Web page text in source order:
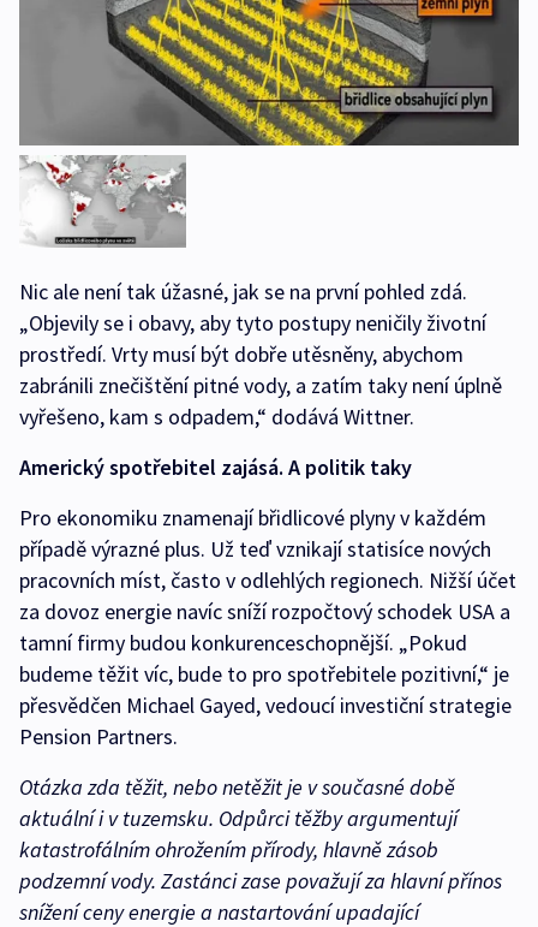
Nic ale není tak úžasné, jak se na první pohled zdá.
„Objevily se i obavy, aby tyto postupy neničily životní
prostředí. Vrty musí být dobře utěsněny, abychom
zabránili znečištění pitné vody, a zatím taky není úplně
vyřešeno, kam s odpadem,“ dodává Wittner.
Americký spotřebitel zajásá. A politik taky
Pro ekonomiku znamenají břidlicové plyny v každém
případě výrazné plus. Už teď vznikají statisíce nových
pracovních míst, často v odlehlých regionech. Nižší účet
za dovoz energie navíc sníží rozpočtový schodek USA a
tamní firmy budou konkurenceschopnější. „Pokud
budeme těžit víc, bude to pro spotřebitele pozitivní,“ je
přesvědčen Michael Gayed, vedoucí investiční strategie
Pension Partners.
Otázka zda těžit, nebo netěžit je v současné době
aktuální i v tuzemsku. Odpůrci těžby argumentují
katastrofálním ohrožením přírody, hlavně zásob
podzemní vody. Zastánci zase považují za hlavní přínos
snížení ceny energie a nastartování upadající